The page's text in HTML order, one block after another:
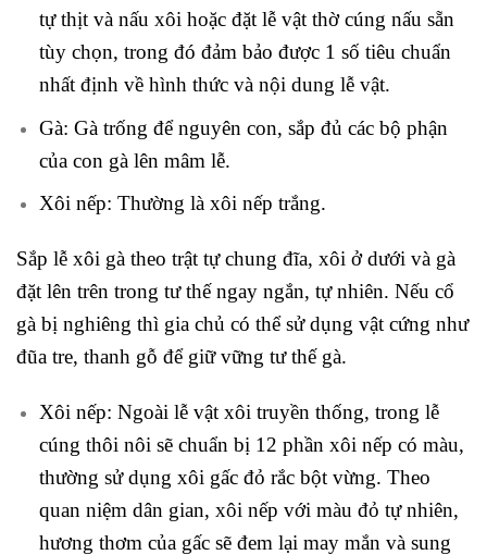
tự thịt và nấu xôi hoặc đặt lễ vật thờ cúng nấu sẵn
tùy chọn, trong đó đảm bảo được 1 số tiêu chuẩn
nhất định về hình thức và nội dung lễ vật.
Gà: Gà trống để nguyên con, sắp đủ các bộ phận
của con gà lên mâm lễ.
Xôi nếp: Thường là xôi nếp trắng.
Sắp lễ xôi gà theo trật tự chung đĩa, xôi ở dưới và gà
đặt lên trên trong tư thế ngay ngắn, tự nhiên. Nếu cổ
gà bị nghiêng thì gia chủ có thể sử dụng vật cứng như
đũa tre, thanh gỗ để giữ vững tư thế gà.
Xôi nếp: Ngoài lễ vật xôi truyền thống, trong lễ
cúng thôi nôi sẽ chuẩn bị 12 phần xôi nếp có màu,
thường sử dụng xôi gấc đỏ rắc bột vừng. Theo
quan niệm dân gian, xôi nếp với màu đỏ tự nhiên,
hương thơm của gấc sẽ đem lại may mắn và sung